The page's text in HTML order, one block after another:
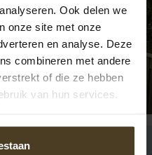
Ook delen we
onze site met onze
en analyse. Deze
combineren met andere
of die ze hebben
van hun services.